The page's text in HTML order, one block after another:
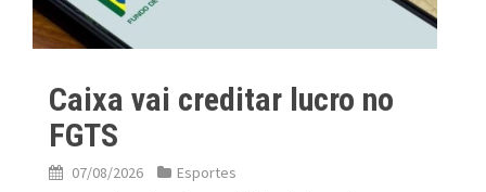
Caixa vai creditar lucro no
FGTS
07/08/2026
Esportes